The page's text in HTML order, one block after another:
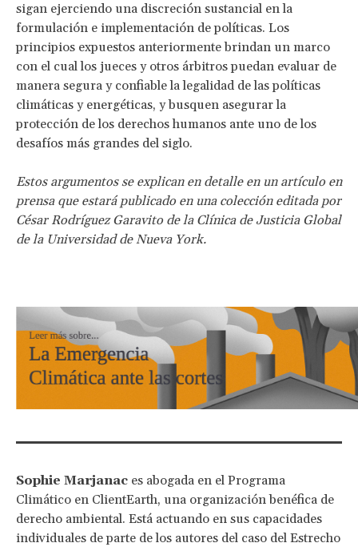
sigan ejerciendo una discreción sustancial en la
formulación e implementación de políticas. Los
principios expuestos anteriormente brindan un marco
con el cual los jueces y otros árbitros puedan evaluar de
manera segura y confiable la legalidad de las políticas
climáticas y energéticas, y busquen asegurar la
protección de los derechos humanos ante uno de los
desafíos más grandes del siglo.
Estos argumentos se explican en detalle en un artículo en
prensa que estará publicado en una colección editada por
César Rodríguez Garavito de la Clínica de Justicia Global
de la Universidad de Nueva York.
Sophie Marjanac es abogada en el Programa
Climático en ClientEarth, una organización benéfica de
derecho ambiental. Está actuando en sus capacidades
individuales de parte de los autores del caso del Estrecho